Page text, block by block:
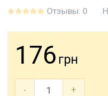
Отзывы: 0
176 грн
- +